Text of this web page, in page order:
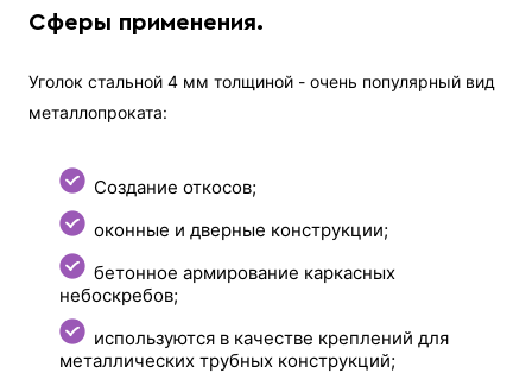
Сферы применения.
Уголок стальной 4 мм толщиной - очень популярный вид
металлопроката:
Создание откосов;
оконные и дверные конструкции;
бетонное армирование каркасных
небоскребов;
используются в качестве креплений для
металлических трубных конструкций;